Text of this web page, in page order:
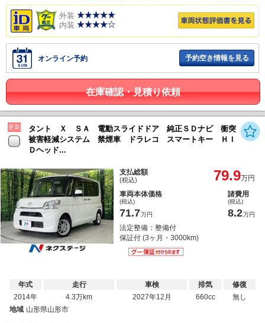
外装
内装
オンライン予約 予約空き情報を見る
在庫確認・見積り依頼
更新
タント Ｘ ＳＡ 電動スライドドア 純正ＳＤナビ 衝突
被害軽減システム 禁煙車 ドラレコ スマートキー ＨＩ
Ｄヘッド...
支払総額
(税込) 79.9万円
車両本体価格
(税込)
71.7万円
諸費用
(税込)
8.2万円
法定整備：整備付
保証付 (3ヶ月・3000km)
年式
2014年
走行
4.3万km
車検
2027年12月
排気
660cc
修復
無し
地域 山形県山形市